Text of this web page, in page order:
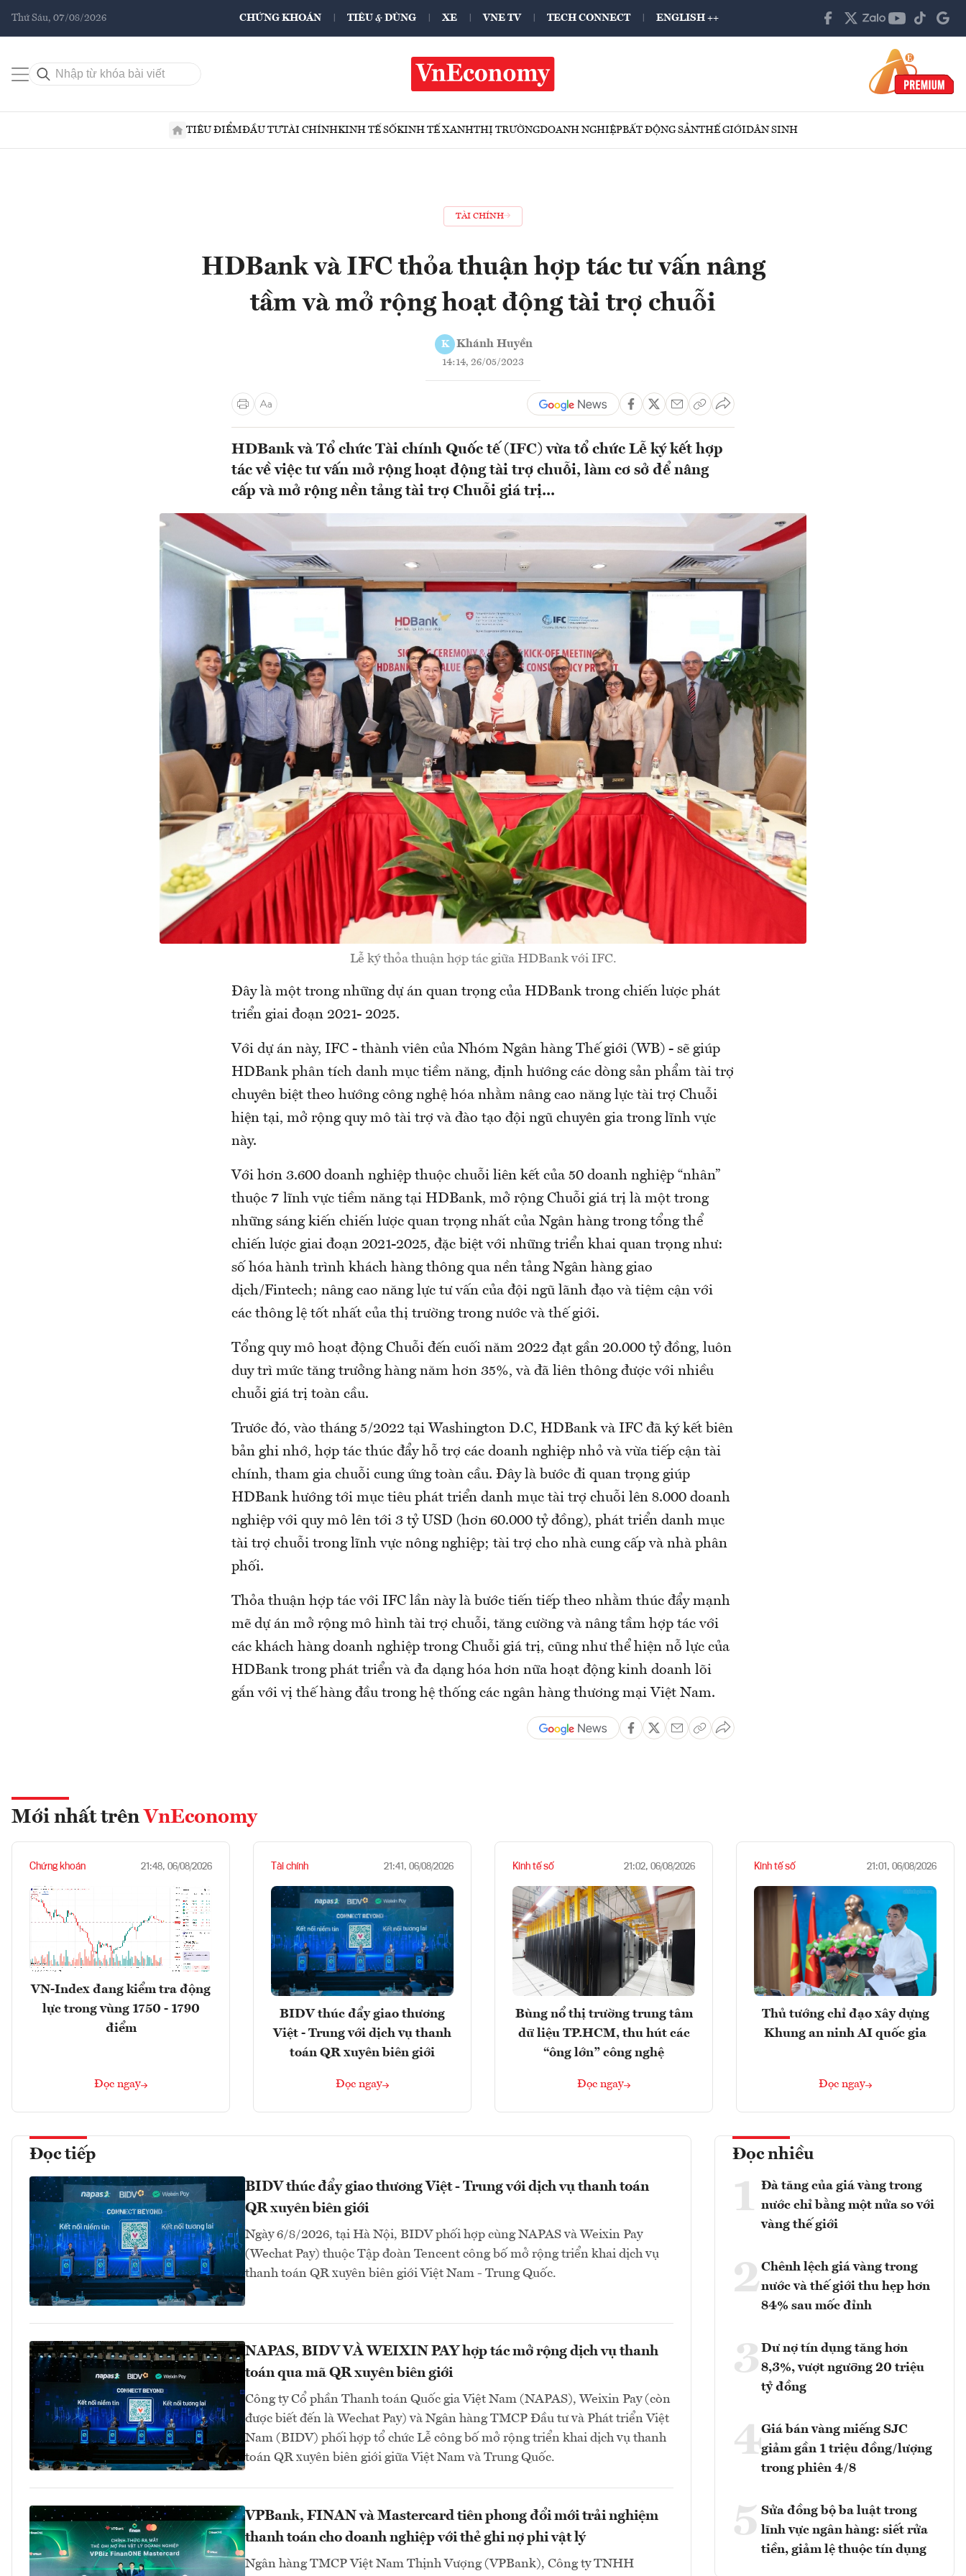
Thứ Sáu, 07/08/2026 CHỨNG KHOÁN TIÊU & DÙNG XE VNE TV TECH CONNECT ENGLISH ++
TIÊU ĐIỂMĐẦU TƯTÀI CHÍNHKINH TẾ SỐKINH TẾ XANHTHỊ TRƯỜNGDOANH NGHIỆPBẤT ĐỘNG SẢNTHẾ GIỚIDÂN SINH
TÀI CHÍNH
HDBank và IFC thỏa thuận hợp tác tư vấn nâng
tầm và mở rộng hoạt động tài trợ chuỗi
K Khánh Huyền
14:14, 26/05/2023
HDBank và Tổ chức Tài chính Quốc tế (IFC) vừa tổ chức Lễ ký kết hợp
tác về việc tư vấn mở rộng hoạt động tài trợ chuỗi, làm cơ sở để nâng
cấp và mở rộng nền tảng tài trợ Chuỗi giá trị...
Lễ ký thỏa thuận hợp tác giữa HDBank với IFC.
Đây là một trong những dự án quan trọng của HDBank trong chiến lược phát
triển giai đoạn 2021- 2025.
Với dự án này, IFC - thành viên của Nhóm Ngân hàng Thế giới (WB) - sẽ giúp
HDBank phân tích danh mục tiềm năng, định hướng các dòng sản phẩm tài trợ
chuyên biệt theo hướng công nghệ hóa nhằm nâng cao năng lực tài trợ Chuỗi
hiện tại, mở rộng quy mô tài trợ và đào tạo đội ngũ chuyên gia trong lĩnh vực
này.
Với hơn 3.600 doanh nghiệp thuộc chuỗi liên kết của 50 doanh nghiệp “nhân”
thuộc 7 lĩnh vực tiềm năng tại HDBank, mở rộng Chuỗi giá trị là một trong
những sáng kiến chiến lược quan trọng nhất của Ngân hàng trong tổng thể
chiến lược giai đoạn 2021-2025, đặc biệt với những triển khai quan trọng như:
số hóa hành trình khách hàng thông qua nền tảng Ngân hàng giao
dịch/Fintech; nâng cao năng lực tư vấn của đội ngũ lãnh đạo và tiệm cận với
các thông lệ tốt nhất của thị trường trong nước và thế giới.
Tổng quy mô hoạt động Chuỗi đến cuối năm 2022 đạt gần 20.000 tỷ đồng, luôn
duy trì mức tăng trưởng hàng năm hơn 35%, và đã liên thông được với nhiều
chuỗi giá trị toàn cầu.
Trước đó, vào tháng 5/2022 tại Washington D.C, HDBank và IFC đã ký kết biên
bản ghi nhớ, hợp tác thúc đẩy hỗ trợ các doanh nghiệp nhỏ và vừa tiếp cận tài
chính, tham gia chuỗi cung ứng toàn cầu. Đây là bước đi quan trọng giúp
HDBank hướng tới mục tiêu phát triển danh mục tài trợ chuỗi lên 8.000 doanh
nghiệp với quy mô lên tới 3 tỷ USD (hơn 60.000 tỷ đồng), phát triển danh mục
tài trợ chuỗi trong lĩnh vực nông nghiệp; tài trợ cho nhà cung cấp và nhà phân
phối.
Thỏa thuận hợp tác với IFC lần này là bước tiến tiếp theo nhằm thúc đẩy mạnh
mẽ dự án mở rộng mô hình tài trợ chuỗi, tăng cường và nâng tầm hợp tác với
các khách hàng doanh nghiệp trong Chuỗi giá trị, cũng như thể hiện nỗ lực của
HDBank trong phát triển và đa dạng hóa hơn nữa hoạt động kinh doanh lõi
gắn với vị thế hàng đầu trong hệ thống các ngân hàng thương mại Việt Nam.
Mới nhất trên VnEconomy
Chứng khoán 21:48, 06/08/2026
VN-Index đang kiểm tra động
lực trong vùng 1750 - 1790
điểm
Đọc ngay
Tài chính 21:41, 06/08/2026
BIDV thúc đẩy giao thương
Việt - Trung với dịch vụ thanh
toán QR xuyên biên giới
Đọc ngay
Kinh tế số 21:02, 06/08/2026
Bùng nổ thị trường trung tâm
dữ liệu TP.HCM, thu hút các
“ông lớn” công nghệ
Đọc ngay
Kinh tế số 21:01, 06/08/2026
Thủ tướng chỉ đạo xây dựng
Khung an ninh AI quốc gia
Đọc ngay
Đọc tiếp
BIDV thúc đẩy giao thương Việt - Trung với dịch vụ thanh toán
QR xuyên biên giới
Ngày 6/8/2026, tại Hà Nội, BIDV phối hợp cùng NAPAS và Weixin Pay
(Wechat Pay) thuộc Tập đoàn Tencent công bố mở rộng triển khai dịch vụ
thanh toán QR xuyên biên giới Việt Nam - Trung Quốc.
NAPAS, BIDV VÀ WEIXIN PAY hợp tác mở rộng dịch vụ thanh
toán qua mã QR xuyên biên giới
Công ty Cổ phần Thanh toán Quốc gia Việt Nam (NAPAS), Weixin Pay (còn
được biết đến là Wechat Pay) và Ngân hàng TMCP Đầu tư và Phát triển Việt
Nam (BIDV) phối hợp tổ chức Lễ công bố mở rộng triển khai dịch vụ thanh
toán QR xuyên biên giới giữa Việt Nam và Trung Quốc.
VPBank, FINAN và Mastercard tiên phong đổi mới trải nghiệm
thanh toán cho doanh nghiệp với thẻ ghi nợ phi vật lý
Ngân hàng TMCP Việt Nam Thịnh Vượng (VPBank), Công ty TNHH
Đọc nhiều
1 Đà tăng của giá vàng trong
nước chỉ bằng một nửa so với
vàng thế giới
2Chênh lệch giá vàng trong
nước và thế giới thu hẹp hơn
84% sau mốc đỉnh
3 Dư nợ tín dụng tăng hơn
8,3%, vượt ngưỡng 20 triệu
tỷ đồng
4Giá bán vàng miếng SJC
giảm gần 1 triệu đồng/lượng
trong phiên 4/8
5 Sửa đồng bộ ba luật trong
lĩnh vực ngân hàng: siết rửa
tiền, giảm lệ thuộc tín dụng